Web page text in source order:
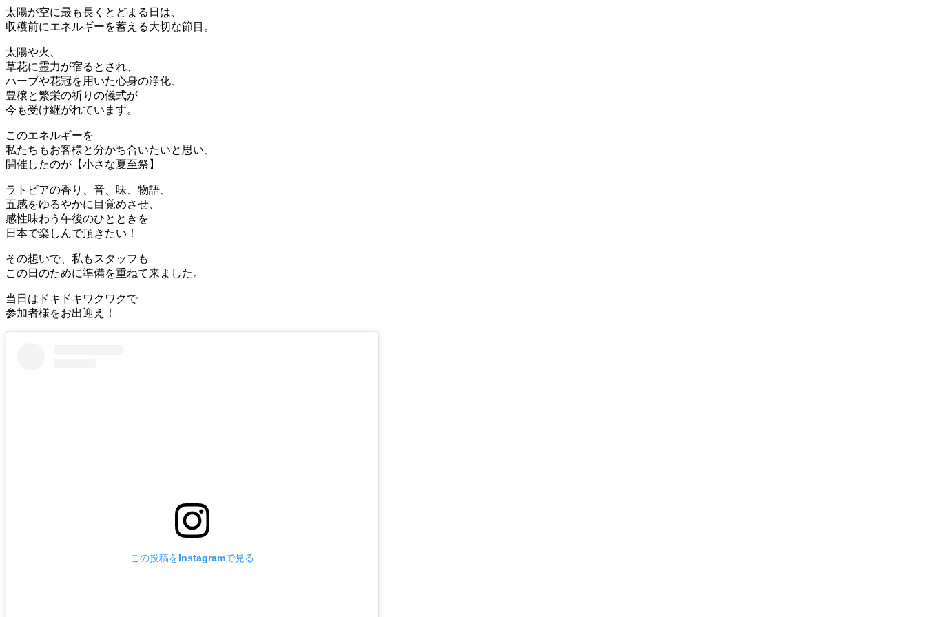
太陽が空に最も長くとどまる日は、
収穫前にエネルギーを蓄える大切な節目。
太陽や火、
草花に霊力が宿るとされ、
ハーブや花冠を用いた心身の浄化、
豊穣と繁栄の祈りの儀式が
今も受け継がれています。
このエネルギーを
私たちもお客様と分かち合いたいと思い、
開催したのが【小さな夏至祭】
ラトビアの香り、音、味、物語、
五感をゆるやかに目覚めさせ、
感性味わう午後のひとときを
日本で楽しんで頂きたい！
その想いで、私もスタッフも
この日のために準備を重ねて来ました。
当日はドキドキワクワクで
参加者様をお出迎え！
この投稿をInstagramで見る